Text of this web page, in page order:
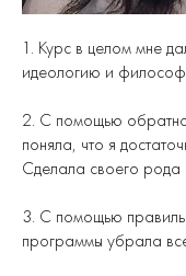
1. Курс в целом мне
идеологию и
2. С помощью
поняла, что я
Сделала своего рода
3. С помощью
программы убрала